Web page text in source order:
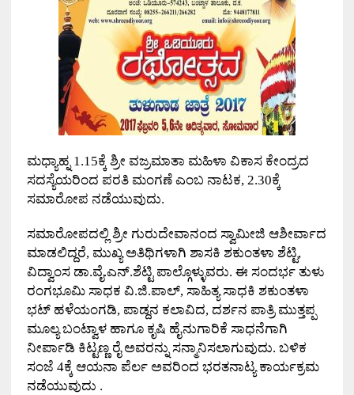
ಮಧ್ಯಾಹ್ನ 1.15ಕ್ಕೆ ಶ್ರೀ ವಜ್ರಮಾತಾ ಮಹಿಳಾ ವಿಕಾಸ ಕೇಂದ್ರದ
ಸದಸ್ಯೆಯರಿಂದ ಪರತಿ ಮಂಗಣೆ ಎಂಬ ನಾಟಕ, 2.30ಕ್ಕೆ
ಸಮಾರೋಪ ನಡೆಯುವುದು.
ಸಮಾರೋಪದಲ್ಲಿ ಶ್ರೀ ಗುರುದೇವಾನಂದ ಸ್ವಾಮೀಜಿ ಆಶೀರ್ವಾದ
ಮಾಡಲಿದ್ದರೆ, ಮುಖ್ಯ ಅತಿಥಿಗಳಾಗಿ ಶಾಸಕಿ ಶಕುಂತಳಾ ಶೆಟ್ಟಿ,
ವಿದ್ವಾಂಸ ಡಾ.ವೈ.ಎನ್.ಶೆಟ್ಟಿ ಪಾಲ್ಗೊಳ್ಳುವರು. ಈ ಸಂದರ್ಭ ತುಳು
ರಂಗಭೂಮಿ ಸಾಧಕ ವಿ.ಜಿ.ಪಾಲ್, ಸಾಹಿತ್ಯ ಸಾಧಕಿ ಶಕುಂತಳಾ
ಭಟ್ ಹಳೆಯಂಗಡಿ, ಪಾಡ್ದನ ಕಲಾವಿದ, ದರ್ಶನ ಪಾತ್ರಿ ಮುತ್ತಪ್ಪ
ಮೂಲ್ಯ ಬಂಟ್ವಾಳ ಹಾಗೂ ಕೃಷಿ ಹೈನುಗಾರಿಕೆ ಸಾಧನೆಗಾಗಿ
ನೀರ್ಪಾಡಿ ಕಿಟ್ಟಣ್ಣ ರೈ ಅವರನ್ನು ಸನ್ಮಾನಿಸಲಾಗುವುದು. ಬಳಿಕ
ಸಂಜೆ 4ಕ್ಕೆ ಆಯನಾ ಪೆರ್ಲ ಅವರಿಂದ ಭರತನಾಟ್ಯ ಕಾರ್ಯಕ್ರಮ
ನಡೆಯುವುದು .